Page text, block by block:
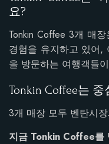
요?
Tonkin Coffee 3개 매
경험을 유지하고 있어,
을 방문하는 여행객들
Tonkin Coffee는
3개 매장 모두 벤탄시
지금 Tonkin Coffee를